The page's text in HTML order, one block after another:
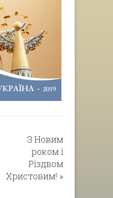
З Новим
роком і
Різдвом
Христовим! »